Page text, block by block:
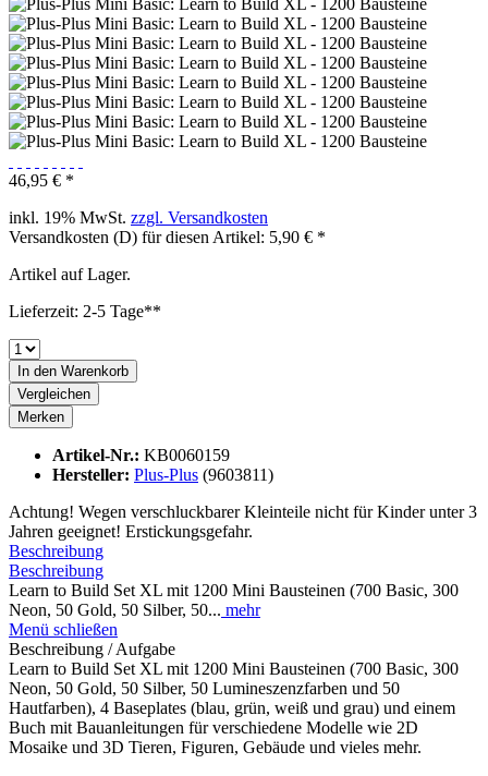
46,95 € *
inkl. 19% MwSt. zzgl. Versandkosten
Versandkosten (D) für diesen Artikel: 5,90 € *
Artikel auf Lager.
Lieferzeit: 2-5 Tage**
In den Warenkorb
Vergleichen
Merken
Artikel-Nr.: KB0060159
Hersteller: Plus-Plus (9603811)
Achtung! Wegen verschluckbarer Kleinteile nicht für Kinder unter 3
Jahren geeignet! Erstickungsgefahr.
Beschreibung
Beschreibung
Learn to Build Set XL mit 1200 Mini Bausteinen (700 Basic, 300
Neon, 50 Gold, 50 Silber, 50... mehr
Menü schließen
Beschreibung / Aufgabe
Learn to Build Set XL mit 1200 Mini Bausteinen (700 Basic, 300
Neon, 50 Gold, 50 Silber, 50 Lumineszenzfarben und 50
Hautfarben), 4 Baseplates (blau, grün, weiß und grau) und einem
Buch mit Bauanleitungen für verschiedene Modelle wie 2D
Mosaike und 3D Tieren, Figuren, Gebäude und vieles mehr.